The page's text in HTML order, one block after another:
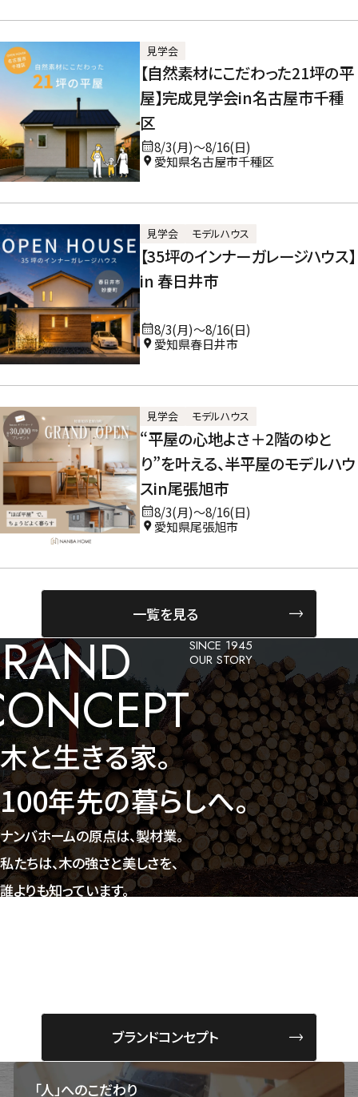
見学会
【自然素材にこだわった21坪の平
屋】完成見学会in名古屋市千種
区
8/3(月)～8/16(日)
愛知県名古屋市千種区
見学会 モデルハウス
【35坪のインナーガレージハウス】
in 春日井市
8/3(月)～8/16(日)
愛知県春日井市
見学会 モデルハウス
“平屋の心地よさ＋2階のゆと
り”を叶える、半平屋のモデルハウ
スin尾張旭市
8/3(月)〜8/16(日)
愛知県尾張旭市
一覧を見る
SINCE 1945
OUR STORY
木と生きる家。
100年先の暮らしへ。
ナンバホームの原点は、製材業。
私たちは、木の強さと美しさを、
誰よりも知っています。
ブランドコンセプト
「人」へのこだわり